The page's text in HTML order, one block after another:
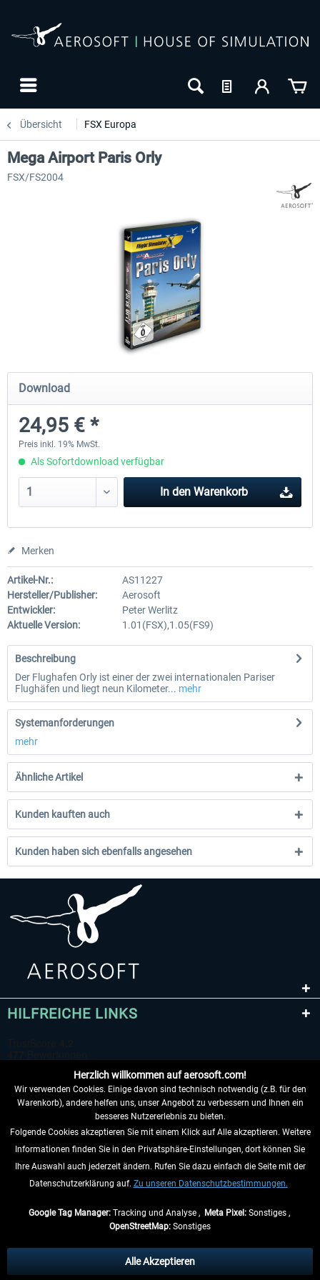
Übersicht FSX Europa
Mega Airport Frankfurt V2.0
29,95 € *
Mega Airport Berlin
Mega Airport Paris Orly
FSX/FS2004
Download
24,95 € *
Preis inkl. 19% MwSt.
Als Sofortdownload verfügbar
In den Warenkorb
Merken
Artikel-Nr.:
AS11227
Hersteller/Publisher:
Aerosoft
Entwickler:
Peter Werlitz
Aktuelle Version:
1.01(FSX),1.05(FS9)
Beschreibung
Der Flughafen Orly ist einer der zwei internationalen Pariser
Flughäfen und liegt neun Kilometer... mehr
Systemanforderungen
mehr
Ähnliche Artikel
Kunden kauften auch
Kunden haben sich ebenfalls angesehen
HILFREICHE LINKS
VERTRAG WIDERRUFEN
INFORMATIONEN
anders beschrieben.
** Gilt für Lieferungen innerhalb Deutschlands, Lieferzeiten für andere Länder
Herzlich willkommen auf aerosoft.com!
Wir verwenden Cookies. Einige davon sind technisch notwendig (z.B. für den
Warenkorb), andere helfen uns, unser Angebot zu verbessern und Ihnen ein
besseres Nutzererlebnis zu bieten.
Folgende Cookies akzeptieren Sie mit einem Klick auf Alle akzeptieren. Weitere
Informationen finden Sie in den Privatsphäre-Einstellungen, dort können Sie
Ihre Auswahl auch jederzeit ändern. Rufen Sie dazu einfach die Seite mit der
Datenschutzerklärung auf. Zu unseren Datenschutzbestimmungen.
Google Tag Manager:Tracking und Analyse , Meta Pixel:Sonstiges ,
OpenStreetMap: Sonstiges
Alle Akzeptieren